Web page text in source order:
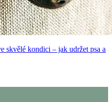
skvělé kondici – jak udržet psa a